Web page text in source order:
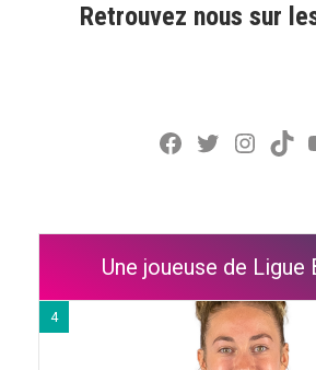
Retrouvez nous sur
Facebook
Twitter
Une joueuse de Ligue
4